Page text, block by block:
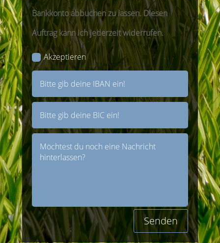
Bankkonto abbuchen zu lassen. Diesen
Auftrag kann ich jederzeit widerrufen.
Akzeptieren
Senden